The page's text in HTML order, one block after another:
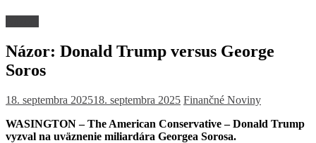
Názor: Donald Trump versus George
Soros
18. septembra 202518. septembra 2025 Finančné Noviny
WASINGTON – The American Conservative –Donald Trump
vyzval na uväznenie miliardára Georgea Sorosa.